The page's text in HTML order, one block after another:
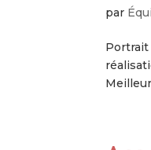
par
Portrait